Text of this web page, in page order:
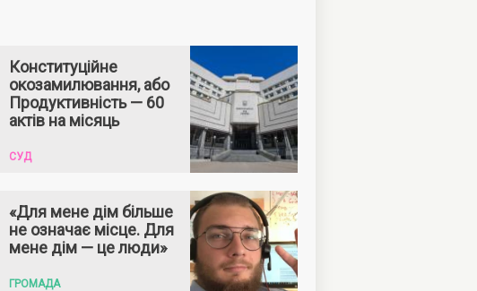
Конституційне
окозамилювання, або
Продуктивність — 60
актів на місяць
СУД
«Для мене дім більше
не означає місце. Для
мене дім — це люди»
ГРОМАДА